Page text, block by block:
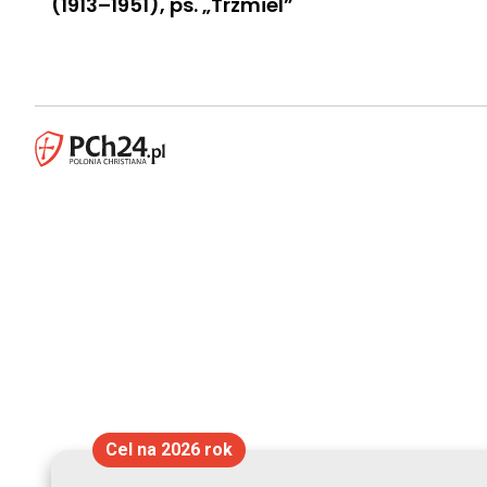
Cel na 2026 rok